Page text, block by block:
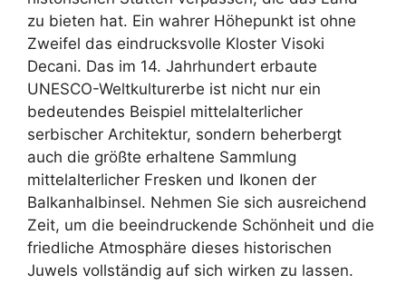
zu bieten hat. Ein wahrer Höhepunkt ist ohne
Zweifel das eindrucksvolle Kloster Visoki
Decani. Das im 14. Jahrhundert erbaute
UNESCO-Weltkulturerbe ist nicht nur ein
bedeutendes Beispiel mittelalterlicher
serbischer Architektur, sondern beherbergt
auch die größte erhaltene Sammlung
mittelalterlicher Fresken und Ikonen der
Balkanhalbinsel. Nehmen Sie sich ausreichend
Zeit, um die beeindruckende Schönheit und die
friedliche Atmosphäre dieses historischen
Juwels vollständig auf sich wirken zu lassen.